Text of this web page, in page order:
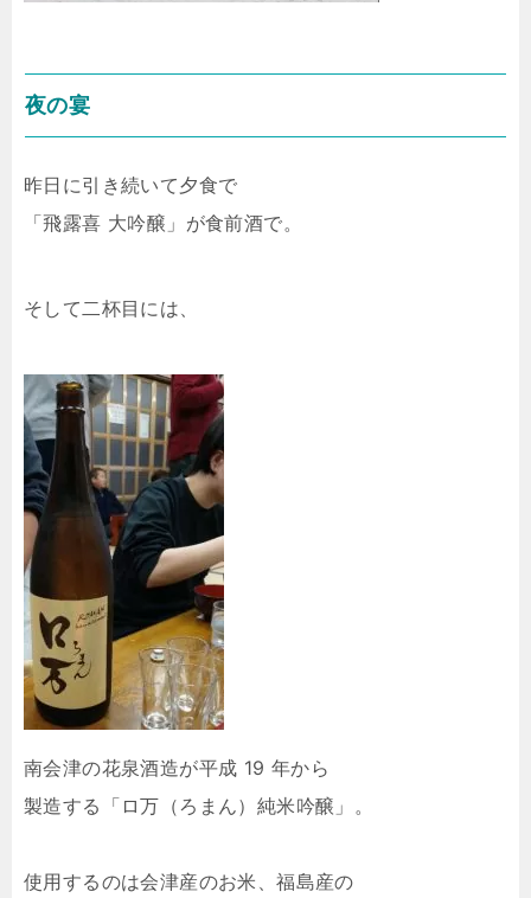
夜の宴
昨日に引き続いて夕食で
「飛露喜 大吟醸」が食前酒で。
そして二杯目には、
南会津の花泉酒造が平成 19 年から
製造する「ロ万（ろまん）純米吟醸」。
使用するのは会津産のお米、福島産の